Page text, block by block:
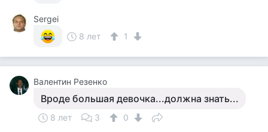
Sergei
8 лет
1
Валентин Резенко
Вроде большая девочка...должна знать...
8 лет 3 0